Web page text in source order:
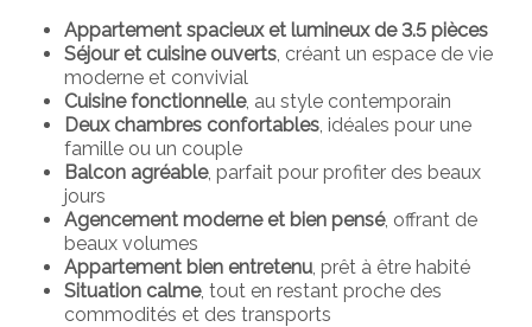
Appartement spacieux et lumineux de 3.5 pièces
Séjour et cuisine ouverts , créant un espace de vie
moderne et convivial
Cuisine fonctionnelle, au style contemporain
Deux chambres confortables , idéales pour une
famille ou un couple
Balcon agréable, parfait pour profiter des beaux
jours
Agencement moderne et bien pensé, offrant de
beaux volumes
Appartement bien entretenu , prêt à être habité
Situation calme, tout en restant proche des
commodités et des transports